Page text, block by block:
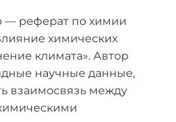
реферат по химии
химических
климата». Автор
научные данные,
взаимосвязь между